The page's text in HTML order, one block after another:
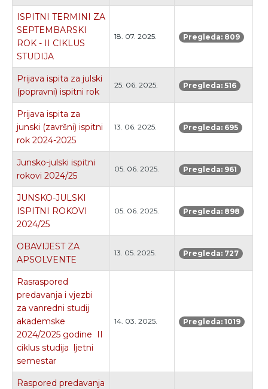
ISPITNI TERMINI ZA
SEPTEMBARSKI
ROK - II CIKLUS
STUDIJA
18. 07. 2025. Pregleda: 809
Prijava ispita za julski
(popravni) ispitni rok
25. 06. 2025. Pregleda: 516
Prijava ispita za
junski (završni) ispitni
rok 2024-2025
13. 06. 2025. Pregleda: 695
Junsko-julski ispitni
rokovi 2024/25
05. 06. 2025. Pregleda: 961
JUNSKO-JULSKI
ISPITNI ROKOVI
2024/25
05. 06. 2025. Pregleda: 898
OBAVIJEST ZA
APSOLVENTE
13. 05. 2025. Pregleda: 727
Rasraspored
predavanja i vjezbi
za vanredni studij
akademske
2024/2025 godine II
ciklus studija ljetni
semestar
14. 03. 2025. Pregleda: 1019
Raspored predavanja